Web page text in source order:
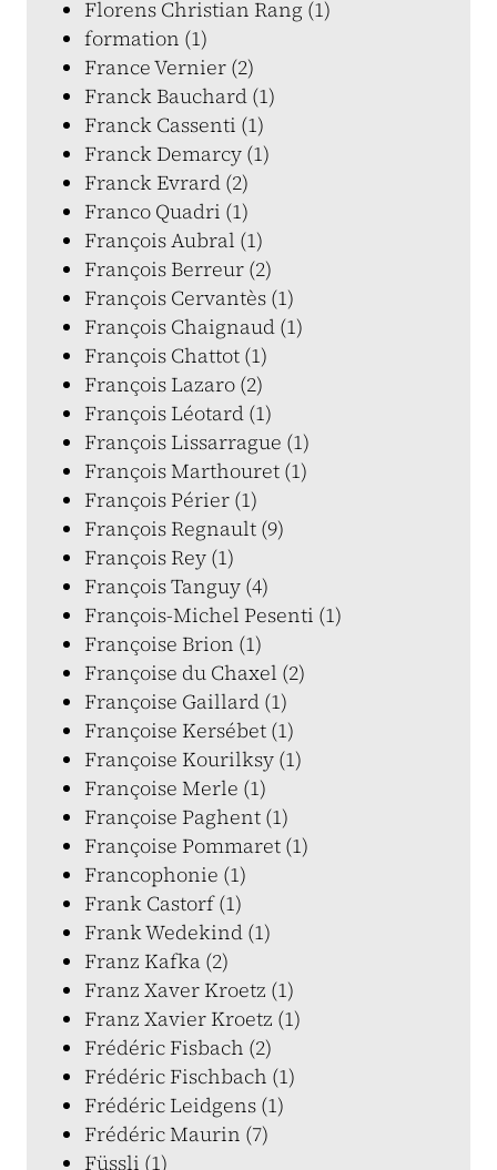
Florens Christian Rang (1)
formation (1)
France Vernier (2)
Franck Bauchard (1)
Franck Cassenti (1)
Franck Demarcy (1)
Franck Evrard (2)
Franco Quadri (1)
François Aubral (1)
François Berreur (2)
François Cervantès (1)
François Chaignaud (1)
François Chattot (1)
François Lazaro (2)
François Léotard (1)
François Lissarrague (1)
François Marthouret (1)
François Périer (1)
François Regnault (9)
François Rey (1)
François Tanguy (4)
François-Michel Pesenti (1)
Françoise Brion (1)
Françoise du Chaxel (2)
Françoise Gaillard (1)
Françoise Kersébet (1)
Françoise Kourilksy (1)
Françoise Merle (1)
Françoise Paghent (1)
Françoise Pommaret (1)
Francophonie (1)
Frank Castorf (1)
Frank Wedekind (1)
Franz Kafka (2)
Franz Xaver Kroetz (1)
Franz Xavier Kroetz (1)
Frédéric Fisbach (2)
Frédéric Fischbach (1)
Frédéric Leidgens (1)
Frédéric Maurin (7)
Füssli (1)